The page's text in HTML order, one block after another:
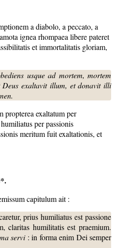
a diabolo, a peccato, a
ignea rhompaea libere pateret
et immortalitatis gloriam,
usque ad mortem, mortem
exaltavit illum, et donavit illi
exaltatum per
per passionis
meritum fuit exaltationis, et
*.
capitulum ait :
prius humiliatus est passione
claritas humilitatis est praemium.
servi : in forma enim Dei semper